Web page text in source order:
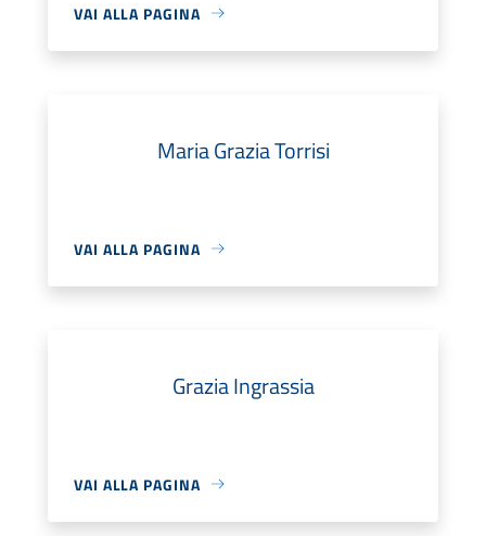
VAI ALLA PAGINA
Maria Grazia Torrisi
VAI ALLA PAGINA
Grazia Ingrassia
VAI ALLA PAGINA